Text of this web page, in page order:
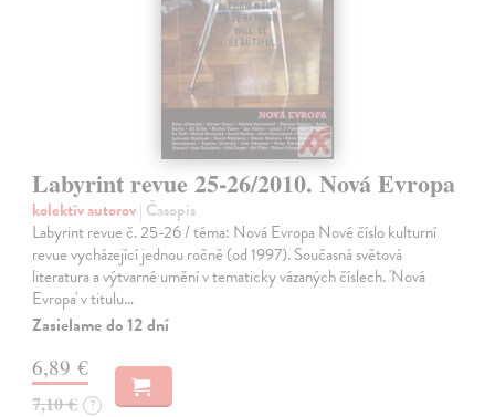
Labyrint revue 25-26/2010. Nová Evropa
kolektív autorov| Časopis
Labyrint revue č. 25-26 / téma: Nová Evropa Nové číslo kulturní
revue vycházející jednou ročně (od 1997). Současná světová
literatura a výtvarné umění v tematicky vázaných číslech. 'Nová
Evropa' v titulu…
Zasielame do 12 dní
6,89 €
7,10 € ?